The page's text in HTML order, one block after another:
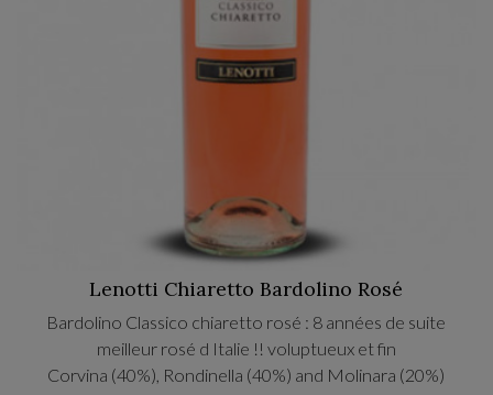
Lenotti Chiaretto Bardolino Rosé
Bardolino Classico chiaretto rosé : 8 années de suite
meilleur rosé d Italie !! voluptueux et fin
Corvina (40%), Rondinella (40%) and Molinara (20%)